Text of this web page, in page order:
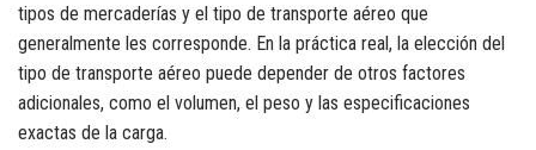
tipos de mercaderías y el tipo de transporte aéreo que
generalmente les corresponde. En la práctica real, la elección del
tipo de transporte aéreo puede depender de otros factores
adicionales, como el volumen, el peso y las especificaciones
exactas de la carga.